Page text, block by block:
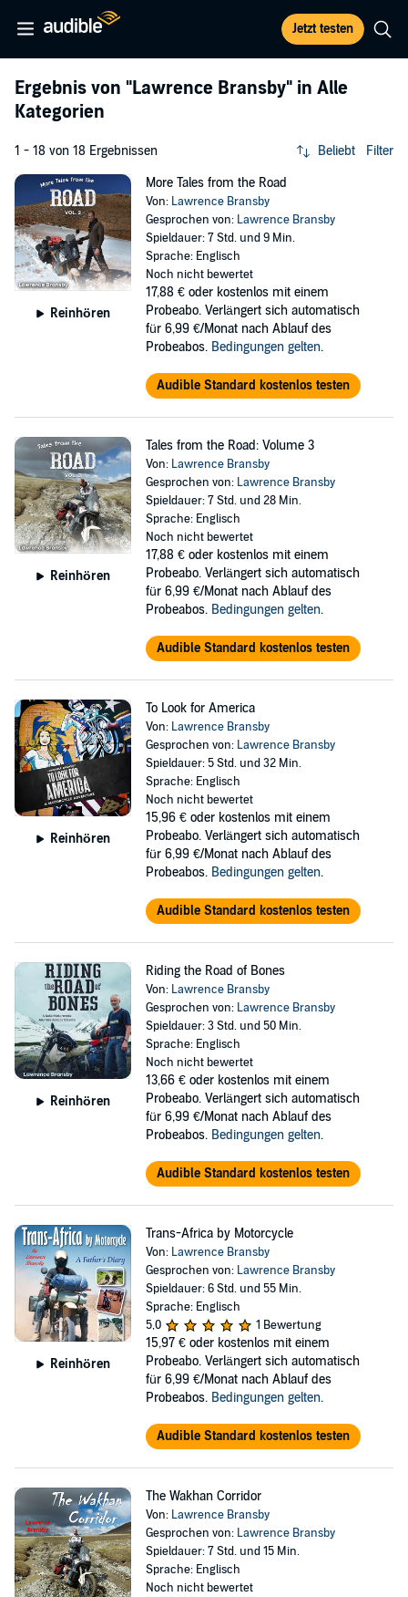
Jetzt testen
Ergebnis von "Lawrence Bransby" in Alle
Kategorien
1 - 18 von 18 Ergebnissen Beliebt Filter
Reinhören
More Tales from the Road
Von: Lawrence Bransby
Gesprochen von: Lawrence Bransby
Spieldauer: 7 Std. und 9 Min.
Sprache: Englisch
Noch nicht bewertet
17,88 € oder kostenlos mit einem
Probeabo. Verlängert sich automatisch
für 6,99 €/Monat nach Ablauf des
Probeabos. Bedingungen gelten.
Audible Standard kostenlos testen
Reinhören
Tales from the Road: Volume 3
Von: Lawrence Bransby
Gesprochen von: Lawrence Bransby
Spieldauer: 7 Std. und 28 Min.
Sprache: Englisch
Noch nicht bewertet
17,88 € oder kostenlos mit einem
Probeabo. Verlängert sich automatisch
für 6,99 €/Monat nach Ablauf des
Probeabos. Bedingungen gelten.
Audible Standard kostenlos testen
Reinhören
To Look for America
Von: Lawrence Bransby
Gesprochen von: Lawrence Bransby
Spieldauer: 5 Std. und 32 Min.
Sprache: Englisch
Noch nicht bewertet
15,96 € oder kostenlos mit einem
Probeabo. Verlängert sich automatisch
für 6,99 €/Monat nach Ablauf des
Probeabos. Bedingungen gelten.
Audible Standard kostenlos testen
Reinhören
Riding the Road of Bones
Von: Lawrence Bransby
Gesprochen von: Lawrence Bransby
Spieldauer: 3 Std. und 50 Min.
Sprache: Englisch
Noch nicht bewertet
13,66 € oder kostenlos mit einem
Probeabo. Verlängert sich automatisch
für 6,99 €/Monat nach Ablauf des
Probeabos. Bedingungen gelten.
Audible Standard kostenlos testen
Reinhören
Trans-Africa by Motorcycle
Von: Lawrence Bransby
Gesprochen von: Lawrence Bransby
Spieldauer: 6 Std. und 55 Min.
Sprache: Englisch
5,0
1 Bewertung
15,97 € oder kostenlos mit einem
Probeabo. Verlängert sich automatisch
für 6,99 €/Monat nach Ablauf des
Probeabos. Bedingungen gelten.
Audible Standard kostenlos testen
The Wakhan Corridor
Von: Lawrence Bransby
Gesprochen von: Lawrence Bransby
Spieldauer: 7 Std. und 15 Min.
Sprache: Englisch
Noch nicht bewertet